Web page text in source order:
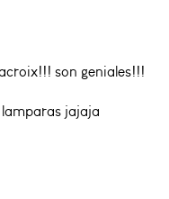
son geniales!!!
jajaja